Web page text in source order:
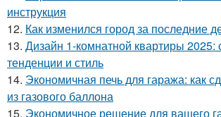
инструкция
12. Как изменился город за последние
13. Дизайн 1-комнатной квартиры
тенденции и стиль
14. Экономичная печь для гаража: как
из газового баллона
15. Экономичное решение для вашего